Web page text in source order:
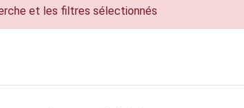
et les filtres sélectionnés